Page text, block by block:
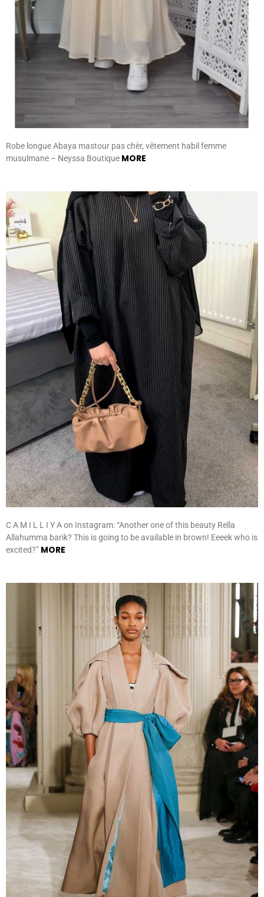
Robe longue Abaya mastour pas chèr, vêtement habil femme
musulmane – Neyssa Boutique MORE
C A M I L L I Y A on Instagram: “Another one of this beauty Rella
Allahumma barik? This is going to be available in brown! Eeeek who is
excited?” MORE